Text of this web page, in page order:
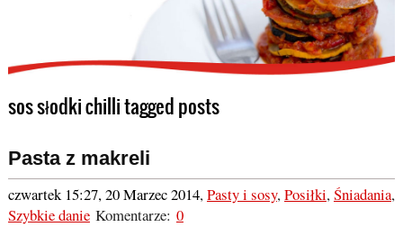
sos słodki chilli tagged posts
Pasta z makreli
czwartek 15:27, 20 Marzec 2014,Pasty i sosy,Posiłki,Śniadania,
Szybkie danieKomentarze: 0